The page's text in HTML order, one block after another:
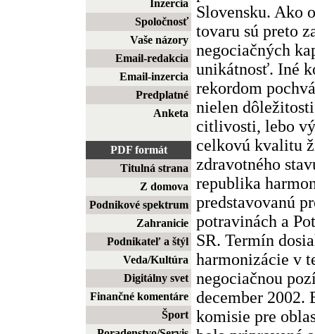
Inzercia
Spoločnosť
Vaše názory
Email-redakcia
Email-inzercia
Predplatné
Anketa
PDF formát
Titulná strana
Z domova
Podnikové spektrum
Zahranicie
Podnikateľ a štýl
Veda/Kultúra
Digitálny svet
Finančné komentáre
Šport
Slovensku. Ako
tovaru sú preto
negociačných
unikátnosť. Iné
rekordom
nielen
citlivosti, lebo
celkovú kvalitu
zdravotného
republika
predstavovanú
potravinách a
SR. Termín
harmonizácie v
negociačnou
december 2002.
komisie pre